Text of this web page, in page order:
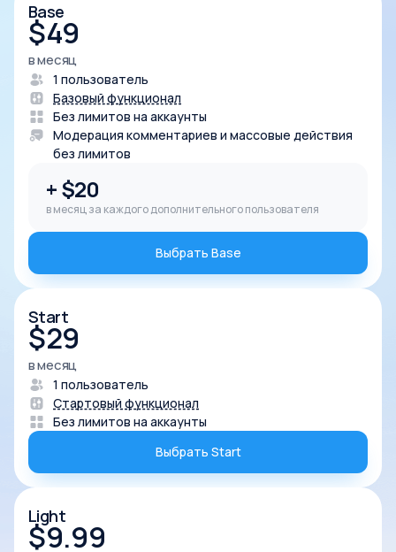
Base
$49
в месяц
1 пользователь
Базовый функционал
Без лимитов на аккаунты
Модерация комментариев и массовые действия
без лимитов
+ $20
в месяц за каждого дополнительного пользователя
Выбрать Base
Start
$29
в месяц
1 пользователь
Стартовый функционал
Без лимитов на аккаунты
Выбрать Start
Light
$9.99